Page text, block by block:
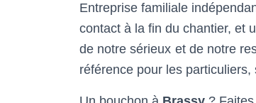
Entreprise familiale
contact à la fin du chantier, et
de notre sérieux et de notre
référence pour les